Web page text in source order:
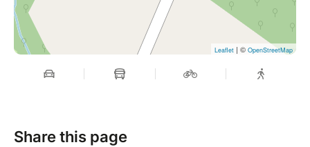
Leaflet | © OpenStreetMap
Share this page